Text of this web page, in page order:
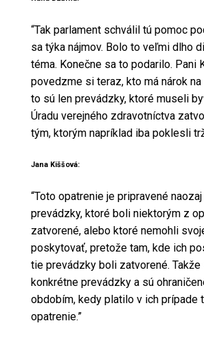
“Tak parlament schválil tú pomoc
sa týka nájmov. Bolo to veľmi dlho
téma. Konečne sa to podarilo. Pani
povedzme si teraz, kto má nárok
to sú len prevádzky, ktoré museli
Úradu verejného zdravotníctva
tým, ktorým napríklad iba poklesli
Jana Kiššová:
“Toto opatrenie je pripravené
prevádzky, ktoré boli niektorým z
zatvorené, alebo ktoré nemohli
poskytovať, pretože tam, kde ich
tie prevádzky boli zatvorené.
konkrétne prevádzky a sú
obdobím, kedy platilo v ich prípade
opatrenie.”